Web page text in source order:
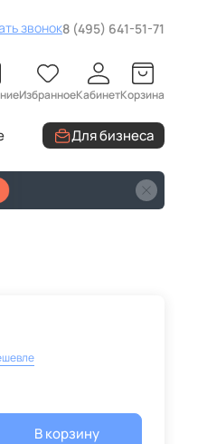
звонок8 (495) 641-51-71
ИзбранноеКабинетКорзина
Для бизнеса
В корзину